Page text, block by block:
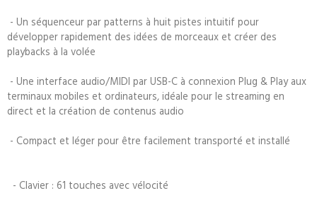
- Un séquenceur par patterns à huit pistes intuitif pour
développer rapidement des idées de morceaux et créer des
playbacks à la volée
- Une interface audio/MIDI par USB-C à connexion Plug & Play aux
terminaux mobiles et ordinateurs, idéale pour le streaming en
direct et la création de contenus audio
- Compact et léger pour être facilement transporté et installé
- Clavier : 61 touches avec vélocité